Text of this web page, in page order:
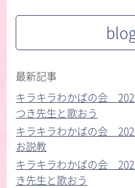
最新記事
キラキラわかばの会
つき先生と歌おう
キラキラわかばの会
お説教
キラキラわかばの会
き先生と歌おう